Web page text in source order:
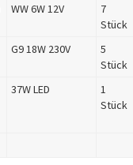
WW 6W 12V
7
Stück
G9 18W 230V
5
Stück
37W LED
1
Stück